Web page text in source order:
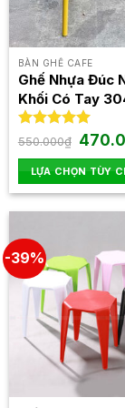
chọn
có
được
chọn
trên
sản
phẩm
BÀN GHẾ CAFE
Ghế Nhựa Đúc
Khối Có Tay
Được xếp
5.00
5 sao
550.000₫ Giá
gốc
là:
LỰA CHỌN TÙY
Sản
phẩm
có
nhiều
biến
thể.
Các
tùy
-39%